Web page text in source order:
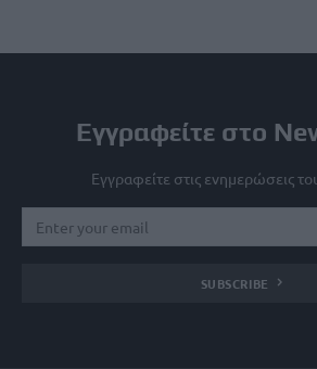
Εγγραφείτε στο
Εγγραφείτε στις ενημερώσεις
SUBSCRIBE